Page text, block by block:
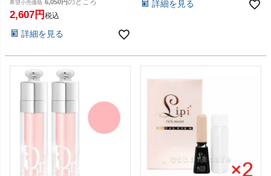
液】【メール便対応商品】
【SBT】(5000616)
希望小売価格 6,050 のところ
2,607 税込
詳細を見る
詳細を見る